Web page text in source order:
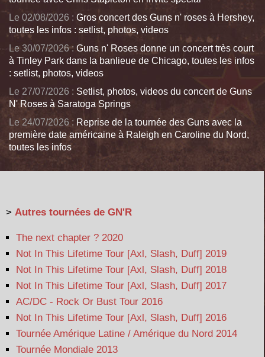
Le 02/08/2026 : Gros concert des Guns n' roses à Hershey,
toutes les infos : setlist, photos, videos
Le 30/07/2026 : Guns n' Roses donne un concert très court
à Tinley Park dans la banlieue de Chicago, toutes les infos
: setlist, photos, videos
Le 27/07/2026 : Setlist, photos, videos du concert de Guns
N' Roses à Saratoga Springs
Le 24/07/2026 : Reprise de la tournée des Guns avec la
première date américaine à Raleigh en Caroline du Nord,
toutes les infos
> Autres tournées de GN'R
The next chapter ? 2020
Not In This Lifetime Tour [Axl, Slash, Duff] 2019
Not In This Lifetime Tour [Axl, Slash, Duff] 2018
Not In This Lifetime Tour [Axl, Slash, Duff] 2017
AC/DC - Rock Or Bust Tour 2016
Not In This Lifetime Tour [Axl, Slash, Duff] 2016
Tournée Amérique Latine / Amérique du Nord 2014
Tournée Mondiale 2013